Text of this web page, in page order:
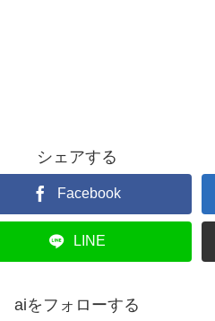
シェアする
Facebook
LINE
aiをフォローする